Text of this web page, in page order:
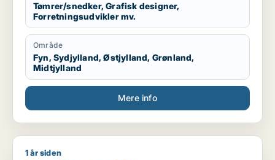
snedker). Jeg har laved forskellige tømre arbejde
privat, arbejder forskellige produktions virksomheder,
kan bruge mine hænder, læse og laver tekniske
tegninger. Godt til at skitsere ideer, visualiserer,
kommunikation i 7 sproget. Elsker at hjælpe og lede
mennesker. Innovation eller prototype udvikling fra
Idee til produktion er interessant hvor man også skal
bruger sine hænder. Nye tekknologier some AI/KI.
Internationale virksomheder.
Tømrer/snedker, Grafisk designer,
Forretningsudvikler mv.
Område
Fyn, Sydjylland, Østjylland, Grønland,
Midtjylland
Mere info
Sebastian søger job som lagermedarbejder /
1 år siden